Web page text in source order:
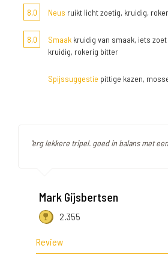
8,0 Neus ruikt licht zoetig, kruidig,
8,0 Smaak kruidig van smaak, iets
kruidig, rokerig bitter
Spijssuggestie pittige kazen,
"erg lekkere tripel. goed in balans met
Mark Gijsbertsen
2.355
Review